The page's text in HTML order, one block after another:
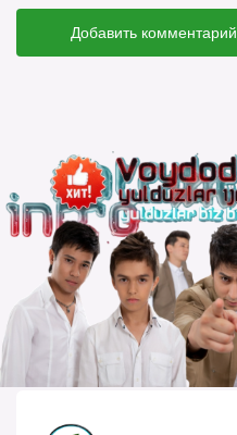
Добавить комментарий